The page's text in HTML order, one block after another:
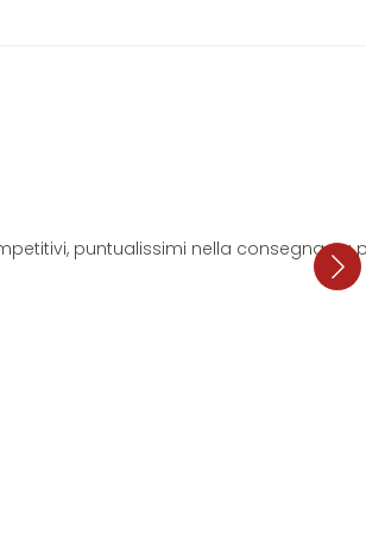
puntualissimi nella consegna. La